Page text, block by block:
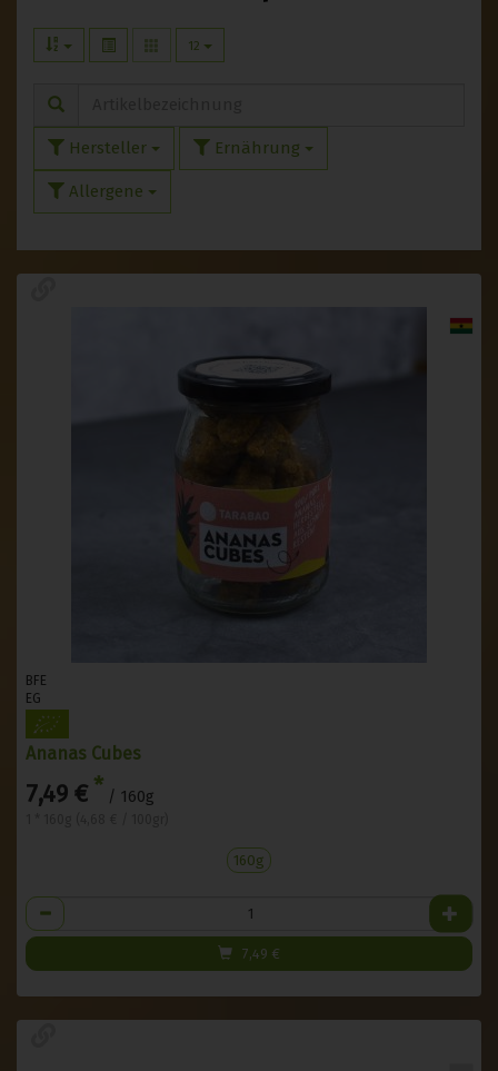
12
Hersteller Ernährung
Allergene
BFE
EG
Ananas Cubes
7,49 € * / 160g
160g
Anzahl
7,49 €